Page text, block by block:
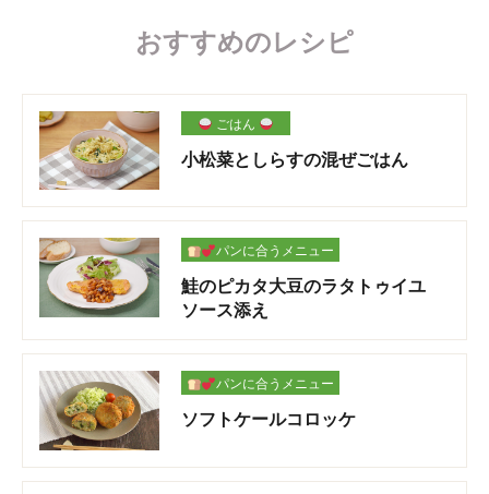
おすすめのレシピ
ごはん
小松菜としらすの混ぜごはん
パンに合うメニュー
鮭のピカタ大豆のラタトゥイユ
ソース添え
パンに合うメニュー
ソフトケールコロッケ